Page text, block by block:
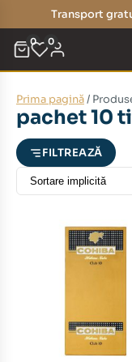
Transport
0 0
Prima pagină/
pachet 10
FILTREAZĂ